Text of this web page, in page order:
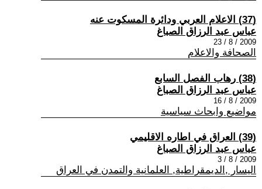
(37) الاعلام العربي ودائرة المسكوت عنه
عباس عبد الرزاق الصباغ
2009 / 8 / 23
الصحافة والاعلام
(38) رهاب الفصل السابع
عباس عبد الرزاق الصباغ
2009 / 8 / 16
مواضيع وابحاث سياسية
(39) العراق في اطاره الاقليمي
عباس عبد الرزاق الصباغ
2009 / 8 / 3
اليسار ,الديمقراطية, العلمانية والتمدن في العراق